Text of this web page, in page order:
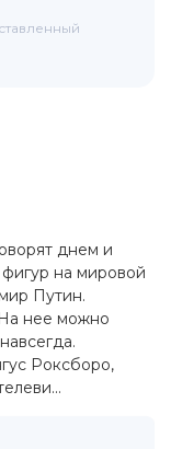
днем и
на мировой
Путин.
На нее можно
Роксборо,